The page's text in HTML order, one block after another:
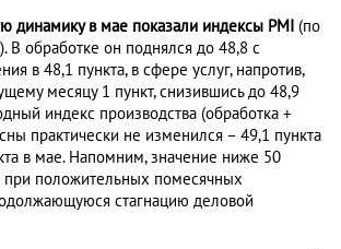
динамику в мае показали индексы PMI (по
В обработке он поднялся до 48,8 с
в 48,1 пункта, в сфере услуг, напротив,
месяцу 1 пункт, снизившись до 48,9
индекс производства (обработка +
практически не изменился – 49,1 пункта
в мае. Напомним, значение ниже 50
при положительных помесячных
стагнацию деловой